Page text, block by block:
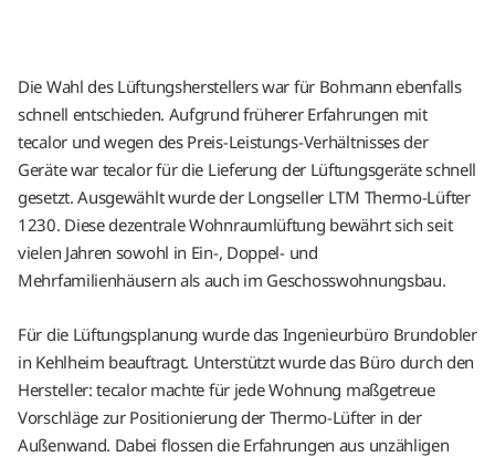
Die Wahl des Lüftungsherstellers war für Bohmann ebenfalls
schnell entschieden. Aufgrund früherer Erfahrungen mit
tecalor und wegen des Preis-Leistungs-Verhältnisses der
Geräte war tecalor für die Lieferung der Lüftungsgeräte schnell
gesetzt. Ausgewählt wurde der Longseller LTM Thermo-Lüfter
1230. Diese dezentrale Wohnraumlüftung bewährt sich seit
vielen Jahren sowohl in Ein-, Doppel- und
Mehrfamilienhäusern als auch im Geschosswohnungsbau.
Für die Lüftungsplanung wurde das Ingenieurbüro Brundobler
in Kehlheim beauftragt. Unterstützt wurde das Büro durch den
Hersteller: tecalor machte für jede Wohnung maßgetreue
Vorschläge zur Positionierung der Thermo-Lüfter in der
Außenwand. Dabei flossen die Erfahrungen aus unzähligen